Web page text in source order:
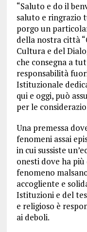
“Saluto e do il
saluto e ringrazio
porgo un
della nostra città
Cultura e del
che consegna a
responsabilità
Istituzionale
qui e oggi, può
per le
Una premessa
fenomeni assai
in cui sussiste
onesti dove ha
fenomeno
accogliente e
Istituzioni e del
e religioso è
ai deboli.